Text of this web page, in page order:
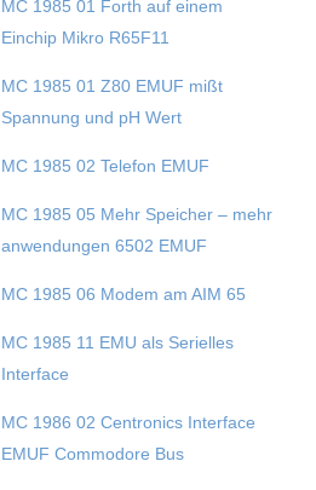
MC 1985 01 Forth auf einem
Einchip Mikro R65F11
MC 1985 01 Z80 EMUF mißt
Spannung und pH Wert
MC 1985 02 Telefon EMUF
MC 1985 05 Mehr Speicher – mehr
anwendungen 6502 EMUF
MC 1985 06 Modem am AIM 65
MC 1985 11 EMU als Serielles
Interface
MC 1986 02 Centronics Interface
EMUF Commodore Bus